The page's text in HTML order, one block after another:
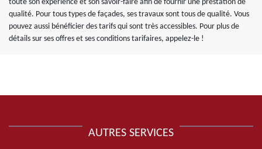
toute son expérience et son savoir-faire afin de fournir une prestation de
qualité. Pour tous types de façades, ses travaux sont tous de qualité. Vous
pouvez aussi bénéficier des tarifs qui sont très accessibles. Pour plus de
détails sur ses offres et ses conditions tarifaires, appelez-le !
AUTRES SERVICES